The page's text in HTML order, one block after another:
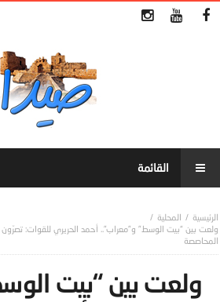
المحلية
ولعت بين “بيت الوسط” و”معراب”.. أحمد الحريري للقوات:
المحاصصة
ولعت بين “بيت